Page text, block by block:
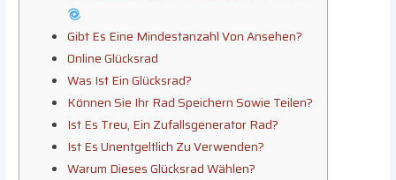
Gibt Es Eine Mindestanzahl Von Ansehen?
Online Glücksrad
Was Ist Ein Glücksrad?
Können Sie Ihr Rad Speichern Sowie Teilen?
Ist Es Treu, Ein Zufallsgenerator Rad?
Ist Es Unentgeltlich Zu Verwenden?
Warum Dieses Glücksrad Wählen?